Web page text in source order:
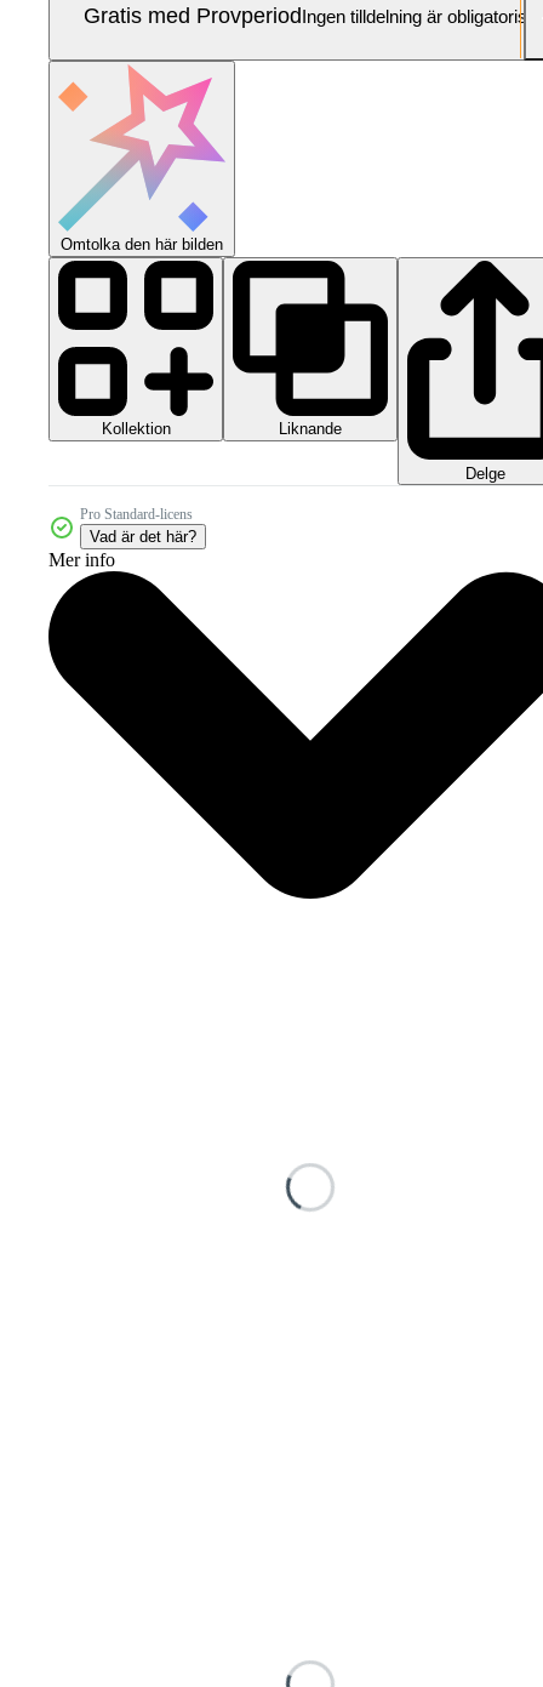
Gratis med ProvperiodIngen tilldelning är obligatorisk
Omtolka den här bilden
Kollektion Liknande
Delge
Pro Standard-licens
Vad är det här?
Mer info